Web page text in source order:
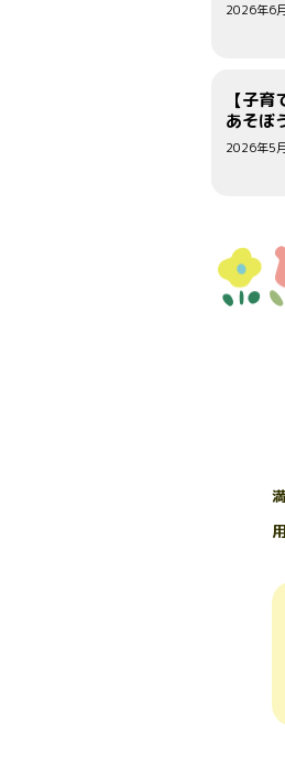
2026年6
【子
あそぼ
2026年5